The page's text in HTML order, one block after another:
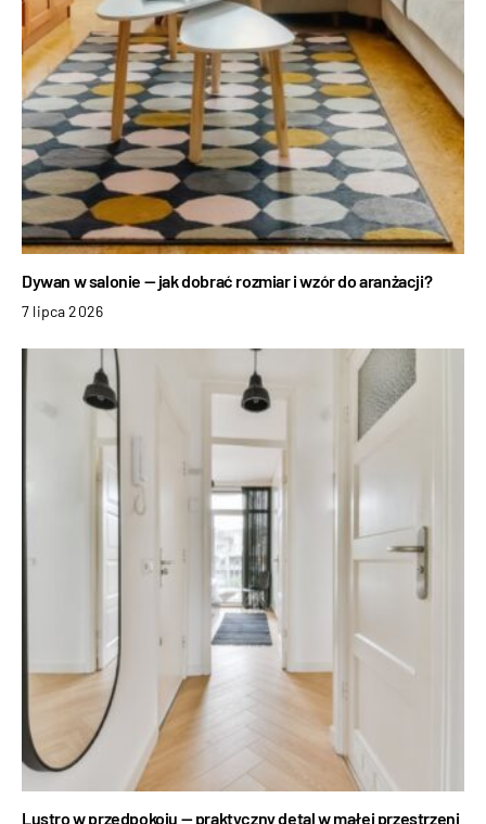
Dywan w salonie — jak dobrać rozmiar i wzór do aranżacji?
7 lipca 2026
Lustro w przedpokoju — praktyczny detal w małej przestrzeni